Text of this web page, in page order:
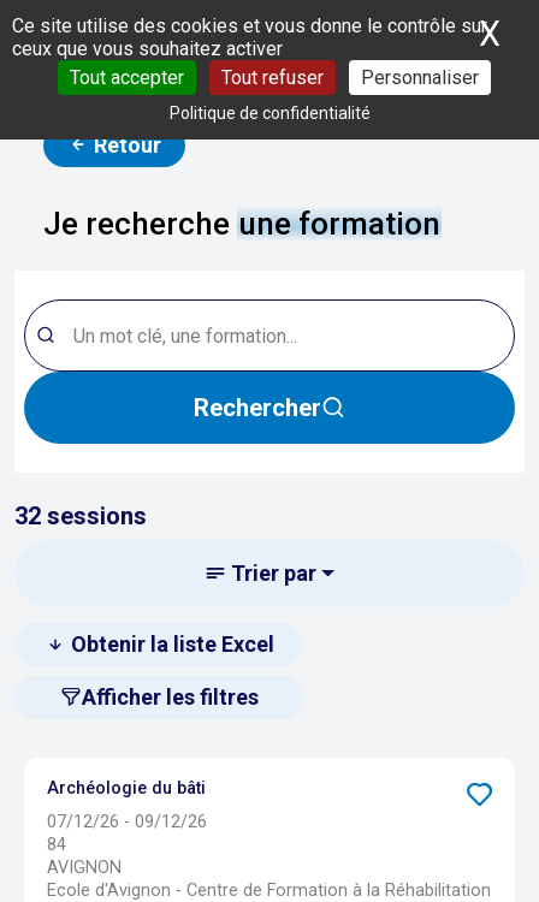
Panneau de gestion des cookies
Ce site utilise des cookies et vous donne le contrôle sur
ceux que vous souhaitez activer
Tout accepter
Tout refuser Personnaliser
Politique de confidentialité
X
Retour
Je recherche une formation
Rechercher
Afficher les filtres
32 sessions
Trier par
Obtenir la liste Excel
Archéologie du bâti
07/12/26 - 09/12/26
84
AVIGNON
Ecole d'Avignon - Centre de Formation à la Réhabilitation